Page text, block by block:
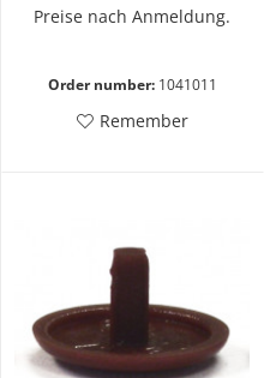
Preise nach Anmeldung.
Order number: 1041011
Remember